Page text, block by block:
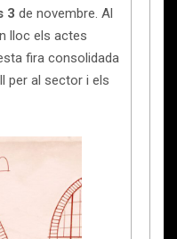
3 de novembre. Al
lloc els actes
fira consolidada
per al sector i els